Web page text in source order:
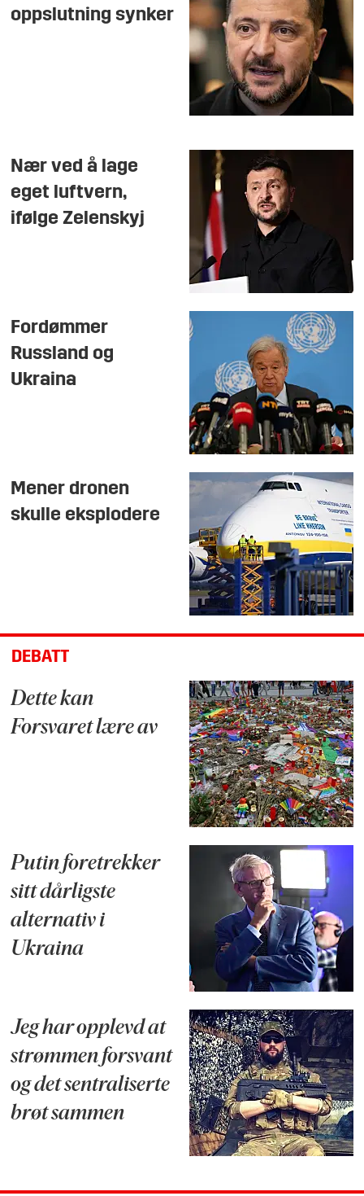
oppslutning synker
Nær ved å lage
eget luftvern,
ifølge Zelenskyj
Fordømmer
Russland og
Ukraina
Mener dronen
skulle eksplodere
DEBATT
Dette kan
Forsvaret lære av
Putin foretrekker
sitt dårligste
alternativ i
Ukraina
Jeg har opplevd at
strømmen forsvant
og det sentraliserte
brøt sammen